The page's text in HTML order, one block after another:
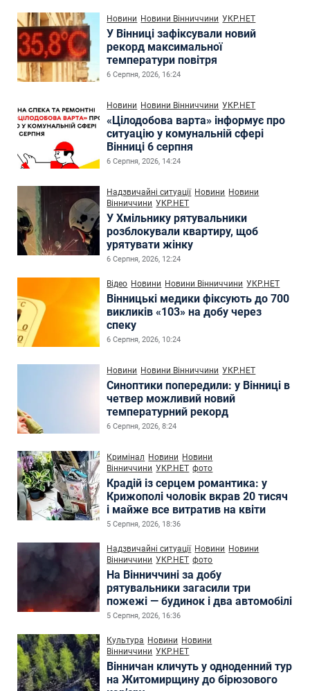
Новини Новини Вінниччини УКР.НЕТ
У Вінниці зафіксували новий
рекорд максимальної
температури повітря
6 Серпня, 2026, 16:24
Новини Новини Вінниччини УКР.НЕТ
«Цілодобова варта» інформує про
ситуацію у комунальній сфері
Вінниці 6 серпня
6 Серпня, 2026, 14:24
Надзвичайні ситуації Новини Новини
Вінниччини УКР.НЕТ
У Хмільнику рятувальники
розблокували квартиру, щоб
урятувати жінку
6 Серпня, 2026, 12:24
Відео Новини Новини Вінниччини УКР.НЕТ
Вінницькі медики фіксують до 700
викликів «103» на добу через
спеку
6 Серпня, 2026, 10:24
Новини Новини Вінниччини УКР.НЕТ
Синоптики попередили: у Вінниці в
четвер можливий новий
температурний рекорд
6 Серпня, 2026, 8:24
Кримінал Новини Новини
Вінниччини УКР.НЕТ фото
Крадій із серцем романтика: у
Крижополі чоловік вкрав 20 тисяч
і майже все витратив на квіти
5 Серпня, 2026, 18:36
Надзвичайні ситуації Новини Новини
Вінниччини УКР.НЕТ фото
На Вінниччині за добу
рятувальники загасили три
пожежі — будинок і два автомобілі
5 Серпня, 2026, 16:36
Культура Новини Новини
Вінниччини УКР.НЕТ
Вінничан кличуть у одноденний тур
на Житомирщину до бірюзового